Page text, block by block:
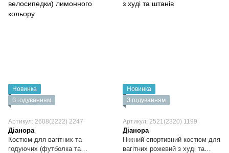
Новинка
З годуванням
Артикул: 2608(2222) 2247
Діанора
Костюм для вагітних та
годуючих (футболка та
Новинка
З годуванням
Артикул: 2521(2320) 1199
Діанора
Ніжний спортивний костюм для
вагітних рожевий з худі та